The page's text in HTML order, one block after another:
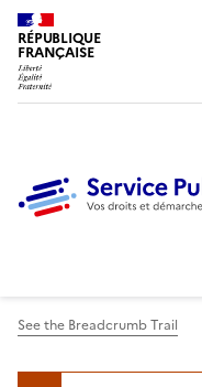
RÉPUBLIQUE
FRANÇAISE
See the Breadcrumb Trail